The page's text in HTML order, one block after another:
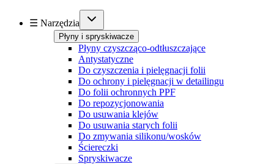
☰ Narzędzia
Płyny i spryskiwacze
Płyny czyszcząco-odtłuszczające
Antystatyczne
Do czyszczenia i pielęgnacji folii
Do ochrony i pielęgnacji w detailingu
Do folii ochronnych PPF
Do repozycjonowania
Do usuwania klejów
Do usuwania starych folii
Do zmywania silikonu/wosków
Ściereczki
Spryskiwacze